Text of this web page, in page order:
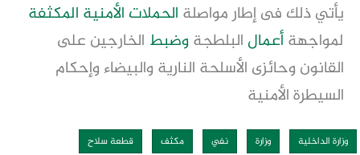
يأتي ذلك فى إطار مواصلة الحملات الأمنية المكثفة
لمواجهةأعمال البلطجةوضبط الخارجين على
القانون وحائزى الأسلحة النارية والبيضاء وإحكام
السيطرة الأمنية
وزارة الداخلية وزارة نفي مكثف
قطعة سلاح